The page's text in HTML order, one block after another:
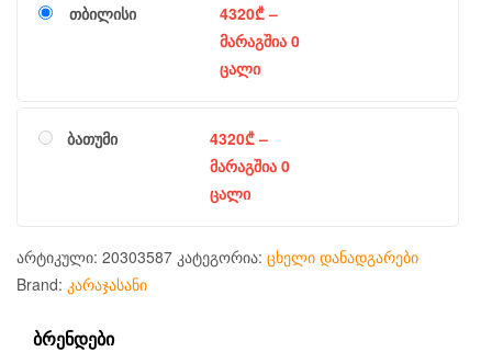
თბილისი 4320₾–
მარაგშია 0
ცალი
ბათუმი 4320₾–
მარაგშია 0
ცალი
არტიკული: 20303587 კატეგორია: ცხელი დანადგარები
Brand: კარაჯასანი
ᲑᲠᲔᲜᲓᲔᲑᲘ